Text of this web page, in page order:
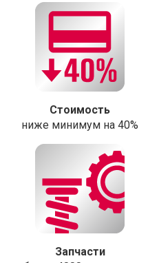
Стоимость
ниже минимум на 40%
Запчасти